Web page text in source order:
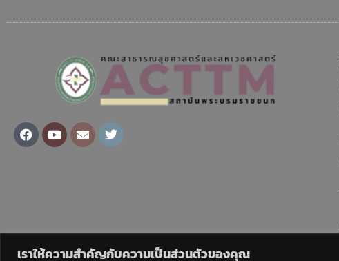
เราให้ความสำคัญกับความเป็นส่วนตัวของคุณ
Facebook
YoutubeEnvelopeTwitter